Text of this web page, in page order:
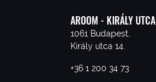
AROOM - KIRÁLY UTCA
1061 Budapest,
Király utca 14.
+36 1 200 34 73